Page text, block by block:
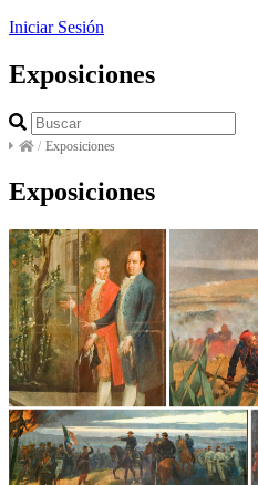
Iniciar Sesión
Exposiciones
/ Exposiciones
Exposiciones